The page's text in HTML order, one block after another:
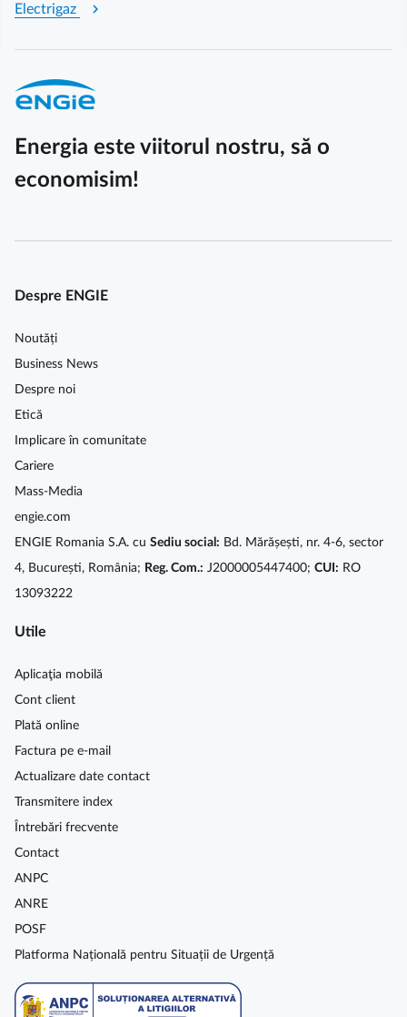
Electrigaz chevron_right
Energia este viitorul nostru, să o
economisim!
Despre ENGIE
Noutăți
Business News
Despre noi
Etică
Implicare în comunitate
Cariere
Mass-Media
engie.com
ENGIE Romania S.A. cu Sediu social: Bd. Mărășești, nr. 4-6, sector
4, București, România; Reg. Com.: J2000005447400; CUI: RO
13093222
Utile
Aplicaţia mobilă
Cont client
Plată online
Factura pe e-mail
Actualizare date contact
Transmitere index
Întrebări frecvente
Contact
ANPC
ANRE
POSF
Platforma Națională pentru Situații de Urgență